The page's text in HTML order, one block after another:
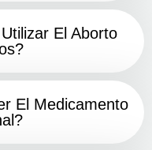
El Aborto
El Medicamento